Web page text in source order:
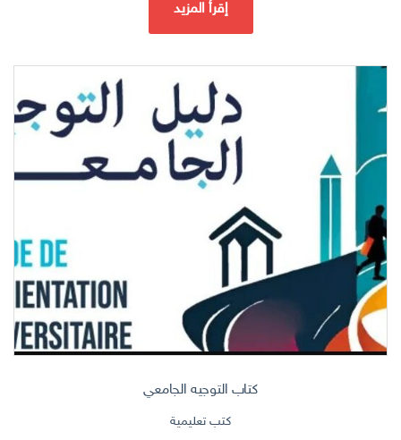
إقرأ المزيد
كتاب التوجيه الجامعي
كتب تعليمية